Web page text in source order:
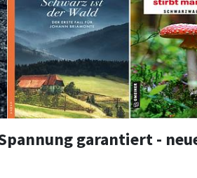
garantiert -